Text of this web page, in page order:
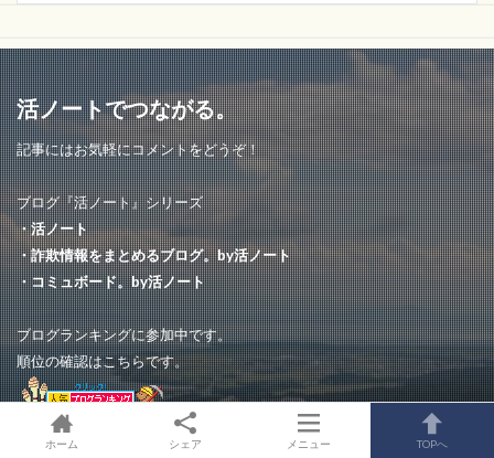
活ノートでつながる。
記事にはお気軽にコメントをどうぞ！
ブログ『活ノート』シリーズ
・活ノート
・詐欺情報をまとめるブログ。by活ノート
・コミュボード。by活ノート
ブログランキングに参加中です。
順位の確認はこちらです。
ホーム シェア メニュー TOPへ